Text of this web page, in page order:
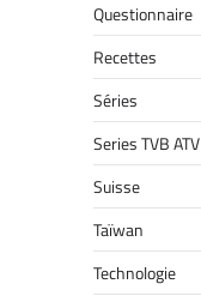
Questionnaire
Recettes
Séries
Series TVB ATV
Suisse
Taïwan
Technologie